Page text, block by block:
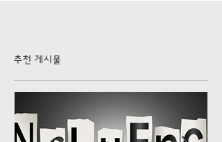
추천 게시물